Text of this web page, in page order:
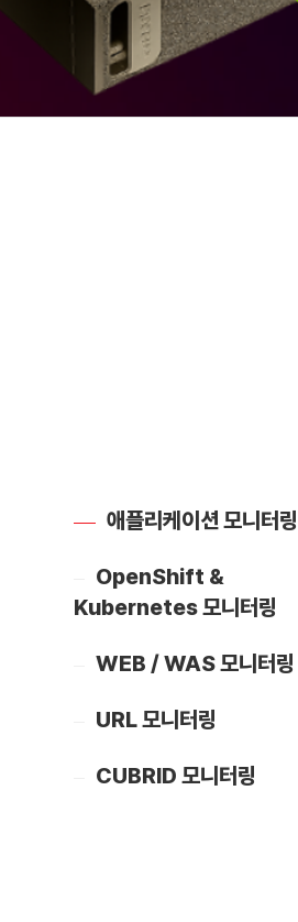
애플리케이션 모니터링
OpenShift &
Kubernetes 모니터링
WEB / WAS 모니터링
URL 모니터링
CUBRID 모니터링